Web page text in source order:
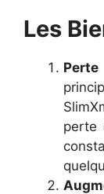
Les
perte